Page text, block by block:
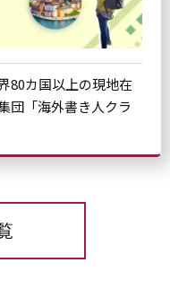
80カ国以上の現地在
団「海外書き人クラ